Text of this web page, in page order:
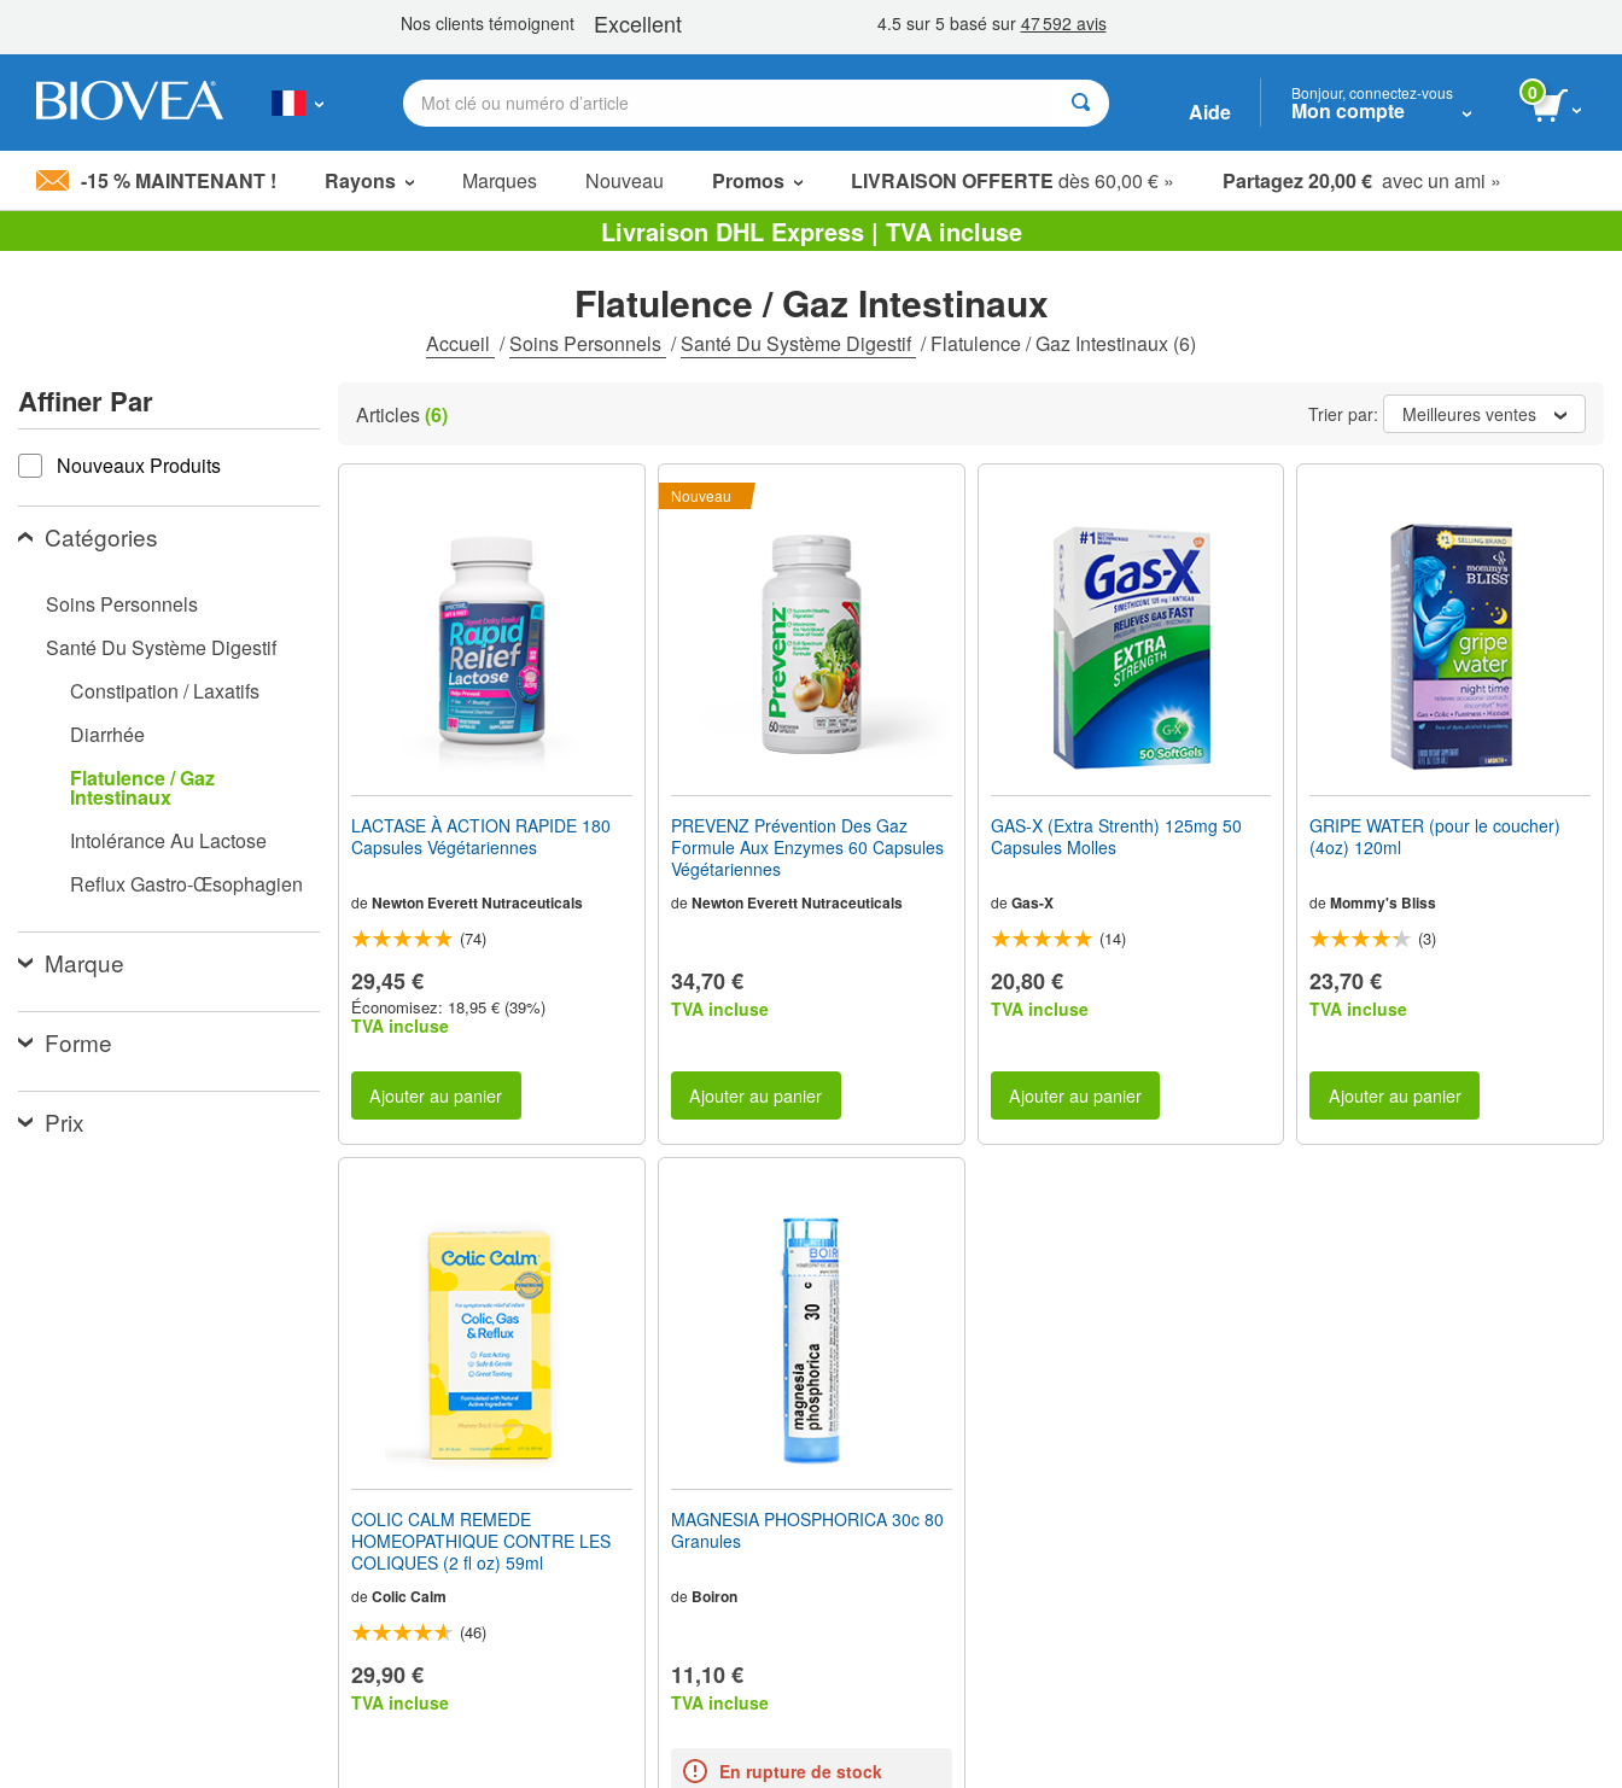
Veuillez
un
système
d'accessibilité.
Appuyez
Ctrl-
F11
malvoyants
d'écran ;
ouvrir
menu
Aide
Bonjour, connectez-vous
Mon compte
0
-15 % MAINTENANT ! Rayons Marques Nouveau Promos LIVRAISON OFFERTE dès 60,00 € » Partagez 20,00 € avec un ami »
Articles en Promotion
Packs Économiques
Liquidation
Livraison DHL Express | TVA incluse
Flatulence / Gaz Intestinaux
Accueil /Soins Personnels /Santé Du Système Digestif /Flatulence / Gaz Intestinaux (6)
Affiner Par
Affiner par
Nouveaux Produits
Catégories
Soins Personnels
Santé Du Système Digestif
Constipation / Laxatifs
Diarrhée
Flatulence / Gaz
Intestinaux
Intolérance Au Lactose
Reflux Gastro-Œsophagien
Marque
Forme
Prix
Articles(6) Trier par: Meilleures ventes
LACTASE À ACTION RAPIDE 180
Capsules Végétariennes
de Newton Everett Nutraceuticals
(74)
29,45 €
Économisez: 18,95 € (39%)
TVA incluse
Ajouter au panier
Nouveau
PREVENZ Prévention Des Gaz
Formule Aux Enzymes 60 Capsules
Végétariennes
de Newton Everett Nutraceuticals
34,70 €
TVA incluse
Ajouter au panier
GAS-X (Extra Strenth) 125mg 50
Capsules Molles
de Gas-X
(14)
20,80 €
TVA incluse
Ajouter au panier
GRIPE WATER (pour le coucher)
(4oz) 120ml
de Mommy's Bliss
(3)
23,70 €
TVA incluse
Ajouter au panier
COLIC CALM REMEDE
HOMEOPATHIQUE CONTRE LES
COLIQUES (2 fl oz) 59ml
de Colic Calm
(46)
29,90 €
TVA incluse
MAGNESIA PHOSPHORICA 30c 80
Granules
de Boiron
11,10 €
TVA incluse
En rupture de stock